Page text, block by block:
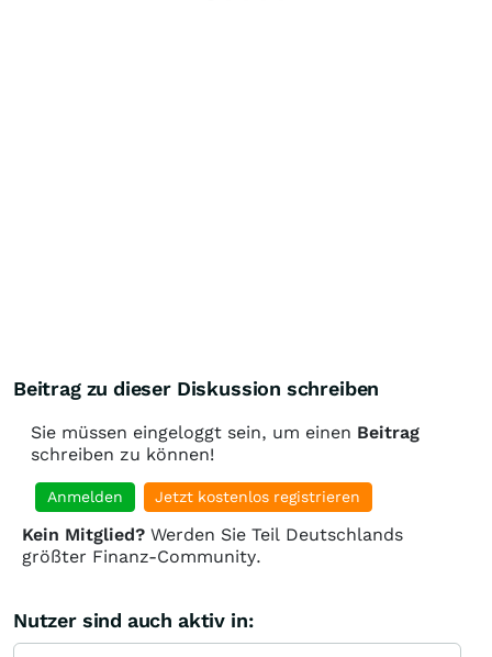
Beitrag zu dieser Diskussion schreiben
Sie müssen eingeloggt sein, um einen Beitrag
schreiben zu können!
Anmelden Jetzt kostenlos registrieren
Kein Mitglied? Werden Sie Teil Deutschlands
größter Finanz-Community.
Nutzer sind auch aktiv in: